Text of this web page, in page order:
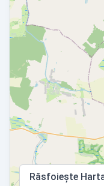
Răsfoiește